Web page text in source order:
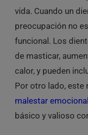
vida. Cuando un
preocupación no
funcional. Los
de masticar,
calor, y pueden
Por otro lado, este
malestar emocional
básico y valioso